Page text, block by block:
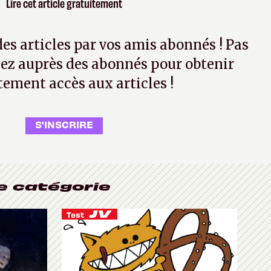
Lire cet article gratuitement
articles par vos amis abonnés ! Pas
auprès des abonnés pour obtenir
accès aux articles !
S'INSCRIRE
catégorie
Test